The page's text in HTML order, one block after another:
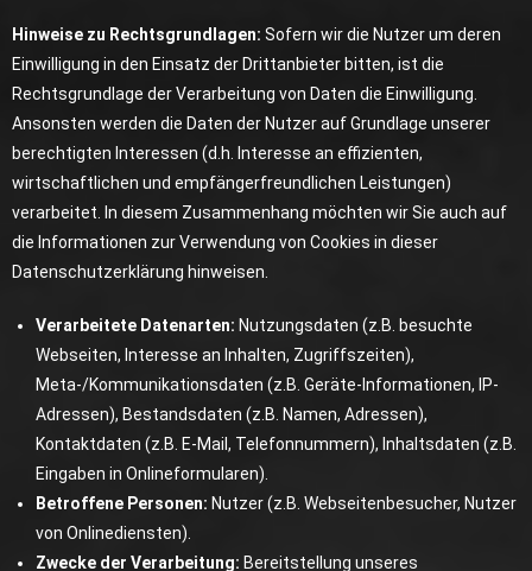
Hinweise zu Rechtsgrundlagen: Sofern wir die Nutzer um deren
Einwilligung in den Einsatz der Drittanbieter bitten, ist die
Rechtsgrundlage der Verarbeitung von Daten die Einwilligung.
Ansonsten werden die Daten der Nutzer auf Grundlage unserer
berechtigten Interessen (d.h. Interesse an effizienten,
wirtschaftlichen und empfängerfreundlichen Leistungen)
verarbeitet. In diesem Zusammenhang möchten wir Sie auch auf
die Informationen zur Verwendung von Cookies in dieser
Datenschutzerklärung hinweisen.
Verarbeitete Datenarten: Nutzungsdaten (z.B. besuchte
Webseiten, Interesse an Inhalten, Zugriffszeiten),
Meta-/Kommunikationsdaten (z.B. Geräte-Informationen, IP-
Adressen), Bestandsdaten (z.B. Namen, Adressen),
Kontaktdaten (z.B. E-Mail, Telefonnummern), Inhaltsdaten (z.B.
Eingaben in Onlineformularen).
Betroffene Personen: Nutzer (z.B. Webseitenbesucher, Nutzer
von Onlinediensten).
Zwecke der Verarbeitung: Bereitstellung unseres